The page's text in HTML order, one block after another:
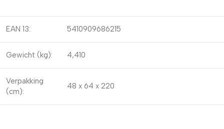
EAN 13: 5410909686215
Gewicht (kg): 4,410
Verpakking
(cm):
48 x 64 x 220